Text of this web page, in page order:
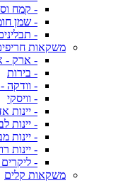
- קמח
- שמן
-
משקאות
- ארק -
- בירות
- וודקה -
- וויסקי
- יינות
- יינות
- יינות
- יינות
- ליקרים
משקאות קלים